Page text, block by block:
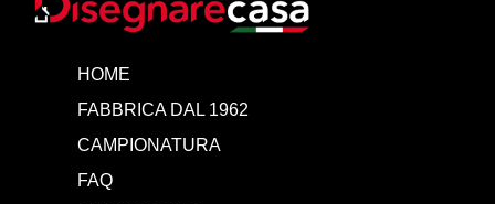
HOME
FABBRICA DAL 1962
CAMPIONATURA
FAQ